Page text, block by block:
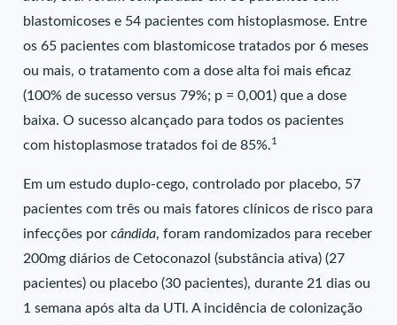
blastomicoses e 54 pacientes com histoplasmose. Entre
os 65 pacientes com blastomicose tratados por 6 meses
ou mais, o tratamento com a dose alta foi mais eficaz
(100% de sucesso versus 79%; p = 0,001) que a dose
baixa. O sucesso alcançado para todos os pacientes
com histoplasmose tratados foi de 85%.1
Em um estudo duplo-cego, controlado por placebo, 57
pacientes com três ou mais fatores clínicos de risco para
infecções porcândida, foram randomizados para receber
200mg diários de Cetoconazol (substância ativa) (27
pacientes) ou placebo (30 pacientes), durante 21 dias ou
1 semana após alta da UTI. A incidência de colonização